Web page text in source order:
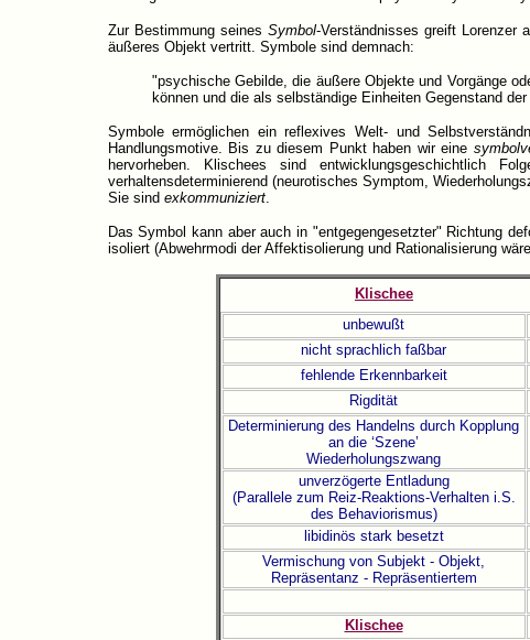
Zur Bestimmung seines Symbol-Verständnisses greift Lorenzer
äußeres Objekt vertritt. Symbole sind demnach:
"psychische Gebilde, die äußere Objekte und Vorgänge
können und die als selbständige Einheiten Gegenstand
Symbole ermöglichen ein reflexives Welt- und
Handlungsmotive. Bis zu diesem Punkt haben wir eine
hervorheben. Klischees sind entwicklungsgeschichtlich
verhaltensdeterminierend (neurotisches Symptom,
Sie sind exkommuniziert.
Das Symbol kann aber auch in "entgegengesetzter" Richtung
isoliert (Abwehrmodi der Affektisolierung und Rationalisierung
Klischee
unbewußt
nicht sprachlich faßbar
fehlende Erkennbarkeit
Rigdität
Determinierung des Handelns durch Kopplung
an die ‘Szene’
Wiederholungszwang
unverzögerte Entladung
(Parallele zum Reiz-Reaktions-Verhalten i.S.
des Behaviorismus)
libidinös stark besetzt
Vermischung von Subjekt - Objekt,
Repräsentanz - Repräsentiertem
Klischee